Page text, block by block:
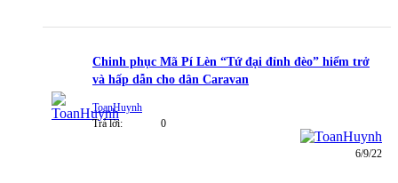
Chinh phục Mã Pí Lèn “Tứ đại đỉnh đèo” hiểm trở
và hấp dẫn cho dân Caravan
ToanHuynh
Trả lời:
0
6/9/22